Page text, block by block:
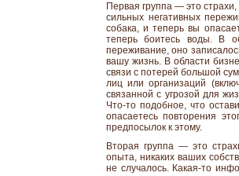
Первая группа — это
сильных негативных
собака, и теперь вы
теперь боитесь воды. В
переживание, оно
вашу жизнь. В области
связи с потерей большой
лиц или организаций
связанной с угрозой для
Что-то подобное, что
опасаетесь повторения
предпосылок к этому.
Вторая группа — это
опыта, никаких ваших
не случалось. Какая-то